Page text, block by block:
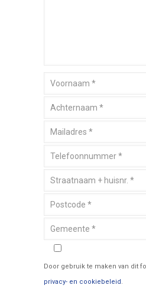
Door gebruik te maken van dit
privacy- en cookiebeleid.